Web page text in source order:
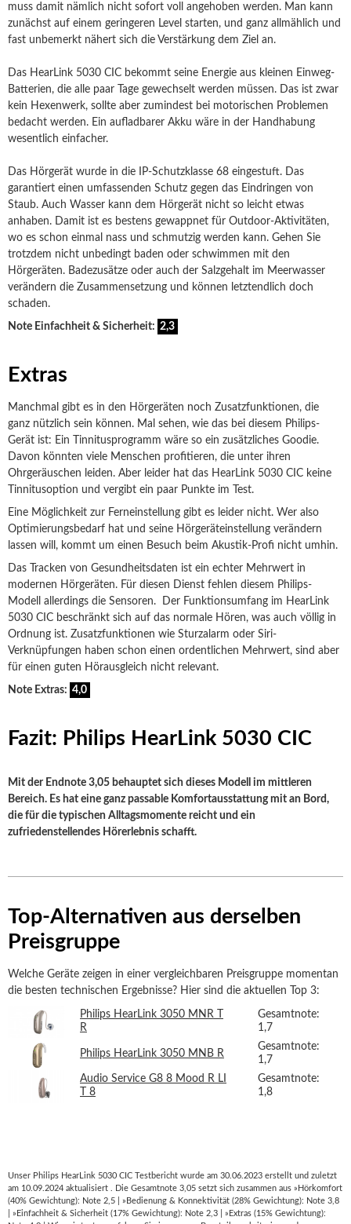
muss damit nämlich nicht sofort voll angehoben werden. Man kann
zunächst auf einem geringeren Level starten, und ganz allmählich und
fast unbemerkt nähert sich die Verstärkung dem Ziel an.
Das HearLink 5030 CIC bekommt seine Energie aus kleinen Einweg-
Batterien, die alle paar Tage gewechselt werden müssen. Das ist zwar
kein Hexenwerk, sollte aber zumindest bei motorischen Problemen
bedacht werden. Ein aufladbarer Akku wäre in der Handhabung
wesentlich einfacher.
Das Hörgerät wurde in die IP-Schutzklasse 68 eingestuft. Das
garantiert einen umfassenden Schutz gegen das Eindringen von
Staub. Auch Wasser kann dem Hörgerät nicht so leicht etwas
anhaben. Damit ist es bestens gewappnet für Outdoor-Aktivitäten,
wo es schon einmal nass und schmutzig werden kann. Gehen Sie
trotzdem nicht unbedingt baden oder schwimmen mit den
Hörgeräten. Badezusätze oder auch der Salzgehalt im Meerwasser
verändern die Zusammensetzung und können letztendlich doch
schaden.
Note Einfachheit & Sicherheit: 2,3
Extras
Manchmal gibt es in den Hörgeräten noch Zusatzfunktionen, die
ganz nützlich sein können. Mal sehen, wie das bei diesem Philips-
Gerät ist: Ein Tinnitusprogramm wäre so ein zusätzliches Goodie.
Davon könnten viele Menschen profitieren, die unter ihren
Ohrgeräuschen leiden. Aber leider hat das HearLink 5030 CIC keine
Tinnitusoption und vergibt ein paar Punkte im Test.
Eine Möglichkeit zur Ferneinstellung gibt es leider nicht. Wer also
Optimierungsbedarf hat und seine Hörgeräteinstellung verändern
lassen will, kommt um einen Besuch beim Akustik-Profi nicht umhin.
Das Tracken von Gesundheitsdaten ist ein echter Mehrwert in
modernen Hörgeräten. Für diesen Dienst fehlen diesem Philips-
Modell allerdings die Sensoren. Der Funktionsumfang im HearLink
5030 CIC beschränkt sich auf das normale Hören, was auch völlig in
Ordnung ist. Zusatzfunktionen wie Sturzalarm oder Siri-
Verknüpfungen haben schon einen ordentlichen Mehrwert, sind aber
für einen guten Hörausgleich nicht relevant.
Note Extras: 4,0
Fazit: Philips HearLink 5030 CIC
Mit der Endnote 3,05 behauptet sich dieses Modell im mittleren
Bereich. Es hat eine ganz passable Komfortausstattung mit an Bord,
die für die typischen Alltagsmomente reicht und ein
zufriedenstellendes Hörerlebnis schafft.
Top-Alternativen aus derselben
Preisgruppe
Welche Geräte zeigen in einer vergleichbaren Preisgruppe momentan
die besten technischen Ergebnisse? Hier sind die aktuellen Top 3:
Philips HearLink 3050 MNR T
R
Gesamtnote:
1,7
Philips HearLink 3050 MNB R
Gesamtnote:
1,7
Audio Service G8 8 Mood R LI
T 8
Gesamtnote:
1,8
Unser Philips HearLink 5030 CIC Testbericht wurde am 30.06.2023 erstellt und zuletzt
am 10.09.2024 aktualisiert . Die Gesamtnote 3,05 setzt sich zusammen aus »Hörkomfort
(40% Gewichtung): Note 2,5 | »Bedienung & Konnektivität (28% Gewichtung): Note 3,8
| »Einfachheit & Sicherheit (17% Gewichtung): Note 2,3 | »Extras (15% Gewichtung):